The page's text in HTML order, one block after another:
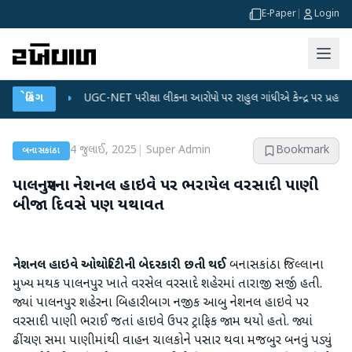
E-Paper Login
બ્રેકિંગ
● UGC-NET પરીક્ષા લીકના આરોપો પર રાહુલ ગાંધીએ કેન્દ્ર પર પ્રહાર કર્યા
બનાસકાંઠા 4 જુલાઈ, 2025 Super Admin Bookmark
પાલનપુરના નેશનલ હાઇવે પર ભરાયેલ વરસાદી પાણી
બીજા દિવસે પણ યથાવત
નેશનલ હાઇવે ઓથોરિટીની બેદરકારી છતી થઈ બનાસકાંઠા જિલ્લાના
મુખ્ય મથક પાલનપુર ખાતે વરસેલ વરસાદે શહેરમાં તારાજી સર્જી હતી.
જ્યાં પાલનપુર શહેરના બિહારીબાગ નજીક આબુ નેશનલ હાઇવે પર
વરસાદી પાણી ભરાઈ જતાં હાઇવે ઉપર ટ્રાફિક જામ થયો હતો. જ્યાં
ઢીંચણ સમા પાણીમાંથી વાહન ચાલકોને પસાર થવા મજબુર બનવું પડ્યું